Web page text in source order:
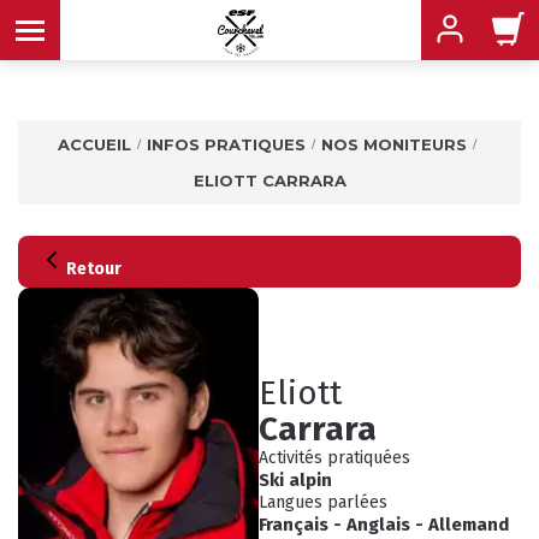
INFOS PRATIQUES
CONSEILS
MENU
MENU
MENU
MENU
ACCUEIL INFOS PRATIQUES
NOS MONITEURS
ELIOTT CARRARA
Retour
Eliott
Carrara
Activités pratiquées
Ski alpin
Langues parlées
Français - Anglais - Allemand